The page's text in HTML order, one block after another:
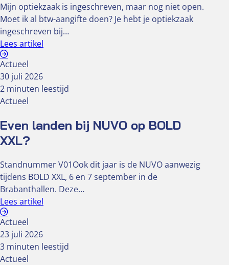
Mijn optiekzaak is ingeschreven, maar nog niet open.
Moet ik al btw-aangifte doen? Je hebt je optiekzaak
ingeschreven bij…
Lees artikel
Actueel
30 juli 2026
2 minuten leestijd
Actueel
Even landen bij NUVO op BOLD
XXL?
Standnummer V01Ook dit jaar is de NUVO aanwezig
tijdens BOLD XXL, 6 en 7 september in de
Brabanthallen. Deze…
Lees artikel
Actueel
23 juli 2026
3 minuten leestijd
Actueel